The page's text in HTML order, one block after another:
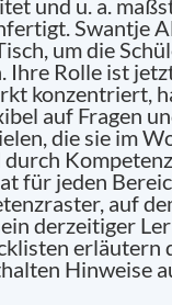
und u. a.
Swantje
um die
Rolle ist
konzentriert,
auf Fragen
die sie im
für jeden
auf
derzeitiger
erläutern
Hinweise